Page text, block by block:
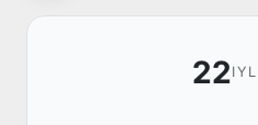
22IYL